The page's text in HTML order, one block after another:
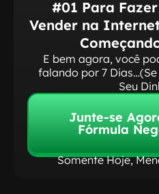
#01 Para
Vender na
E bem agora, você
falando por 7
Seu
Junte-se
Fórmula
Somente Hoje,